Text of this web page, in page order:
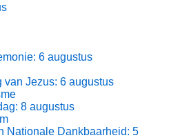
6 augustus
van Jezus: 6 augustus
8 augustus
Nationale Dankbaarheid: 5